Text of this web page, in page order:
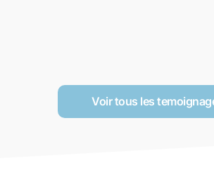
Voir tous les